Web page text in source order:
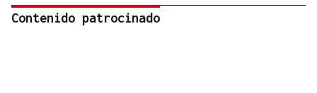
Contenido patrocinado